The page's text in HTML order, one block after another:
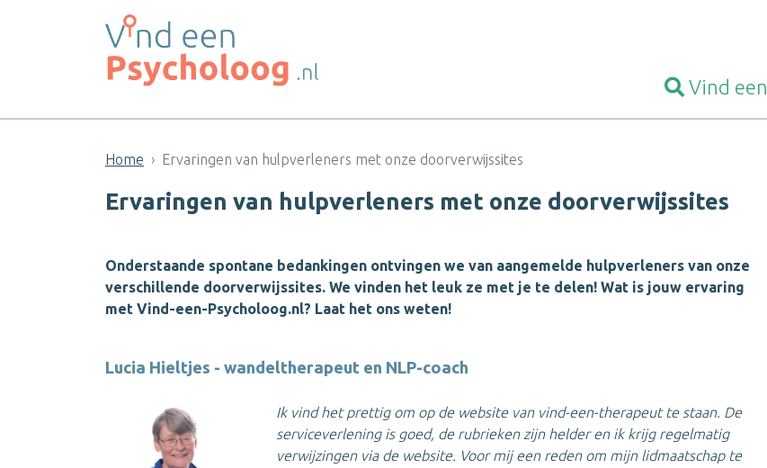
Vind een
Home Ervaringen van hulpverleners met onze doorverwijssites
Ervaringen van hulpverleners met onze doorverwijssites
Onderstaande spontane bedankingen ontvingen we van aangemelde hulpverleners van onze
verschillende doorverwijssites. We vinden het leuk ze met je te delen! Wat is jouw ervaring
met Vind-een-Psycholoog.nl? Laat het ons weten!
Lucia Hieltjes - wandeltherapeut en NLP-coach
Ik vind het prettig om op de website van vind-een-therapeut te staan. De
serviceverlening is goed, de rubrieken zijn helder en ik krijg regelmatig
verwijzingen via de website. Voor mij een reden om mijn lidmaatschap te